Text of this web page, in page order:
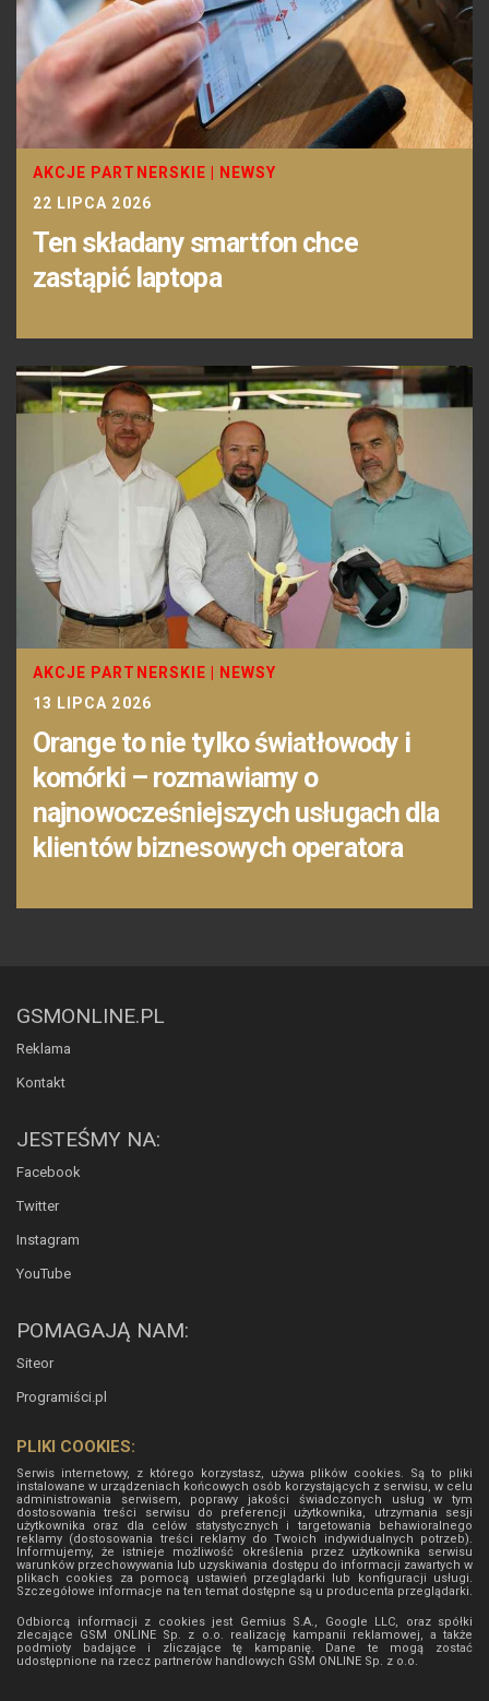
AKCJE PARTNERSKIE
NEWSY
22 LIPCA 2026
Ten składany smartfon chce
zastąpić laptopa
AKCJE PARTNERSKIE
NEWSY
13 LIPCA 2026
Orange to nie tylko światłowody i
komórki – rozmawiamy o
najnowocześniejszych usługach dla
klientów biznesowych operatora
GSMONLINE.PL
Reklama
Kontakt
JESTEŚMY NA:
Facebook
Twitter
Instagram
YouTube
POMAGAJĄ NAM:
Siteor
Programiści.pl
PLIKI COOKIES:
Serwis internetowy, z którego korzystasz, używa plików cookies. Są to pliki
instalowane w urządzeniach końcowych osób korzystających z serwisu, w celu
administrowania serwisem, poprawy jakości świadczonych usług w tym
dostosowania treści serwisu do preferencji użytkownika, utrzymania sesji
użytkownika oraz dla celów statystycznych i targetowania behawioralnego
reklamy (dostosowania treści reklamy do Twoich indywidualnych potrzeb).
Informujemy, że istnieje możliwość określenia przez użytkownika serwisu
warunków przechowywania lub uzyskiwania dostępu do informacji zawartych w
plikach cookies za pomocą ustawień przeglądarki lub konfiguracji usługi.
Szczegółowe informacje na ten temat dostępne są u producenta przeglądarki.
Odbiorcą informacji z cookies jest Gemius S.A., Google LLC, oraz spółki
zlecające GSM ONLINE Sp. z o.o. realizację kampanii reklamowej, a także
podmioty badające i zliczające tę kampanię. Dane te mogą zostać
udostępnione na rzecz partnerów handlowych GSM ONLINE Sp. z o.o.